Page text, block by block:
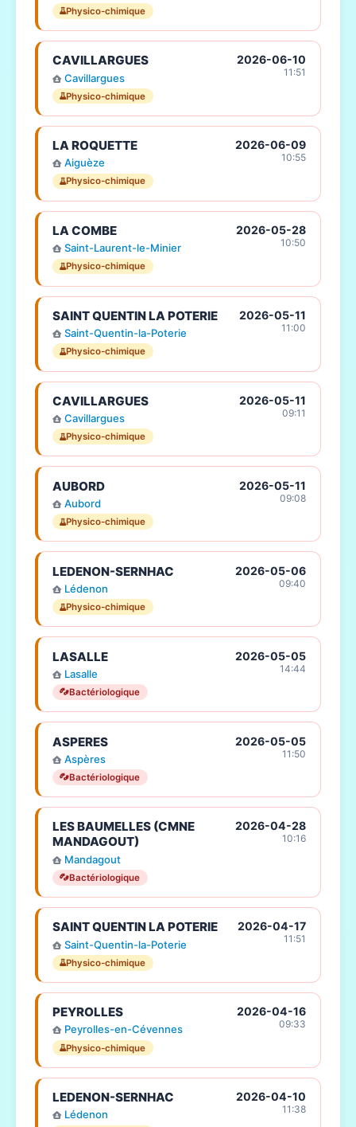
Physico-chimique
CAVILLARGUES
Cavillargues
Physico-chimique
2026-06-10
11:51
LA ROQUETTE
Aiguèze
Physico-chimique
2026-06-09
10:55
LA COMBE
Saint-Laurent-le-Minier
Physico-chimique
2026-05-28
10:50
SAINT QUENTIN LA POTERIE
Saint-Quentin-la-Poterie
Physico-chimique
2026-05-11
11:00
CAVILLARGUES
Cavillargues
Physico-chimique
2026-05-11
09:11
AUBORD
Aubord
Physico-chimique
2026-05-11
09:08
LEDENON-SERNHAC
Lédenon
Physico-chimique
2026-05-06
09:40
LASALLE
Lasalle
Bactériologique
2026-05-05
14:44
ASPERES
Aspères
Bactériologique
2026-05-05
11:50
LES BAUMELLES (CMNE
MANDAGOUT)
Mandagout
Bactériologique
2026-04-28
10:16
SAINT QUENTIN LA POTERIE
Saint-Quentin-la-Poterie
Physico-chimique
2026-04-17
11:51
PEYROLLES
Peyrolles-en-Cévennes
Physico-chimique
2026-04-16
09:33
LEDENON-SERNHAC
Lédenon
2026-04-10
11:38